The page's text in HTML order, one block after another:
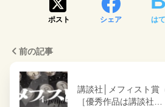
ポスト シェア は
前の記事
講談社│メフィスト賞
［優秀作品は講談社…